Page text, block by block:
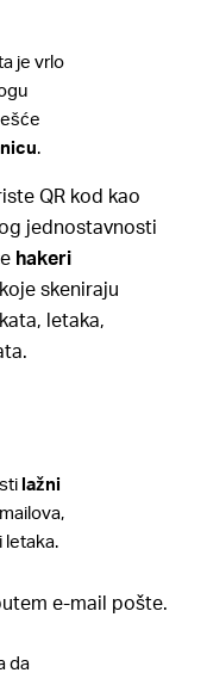
je vrlo
.
QR kod kao
jednostavnosti
hakeri
skeniraju
letaka,
lažni
letaka.
e-mail pošte.
da